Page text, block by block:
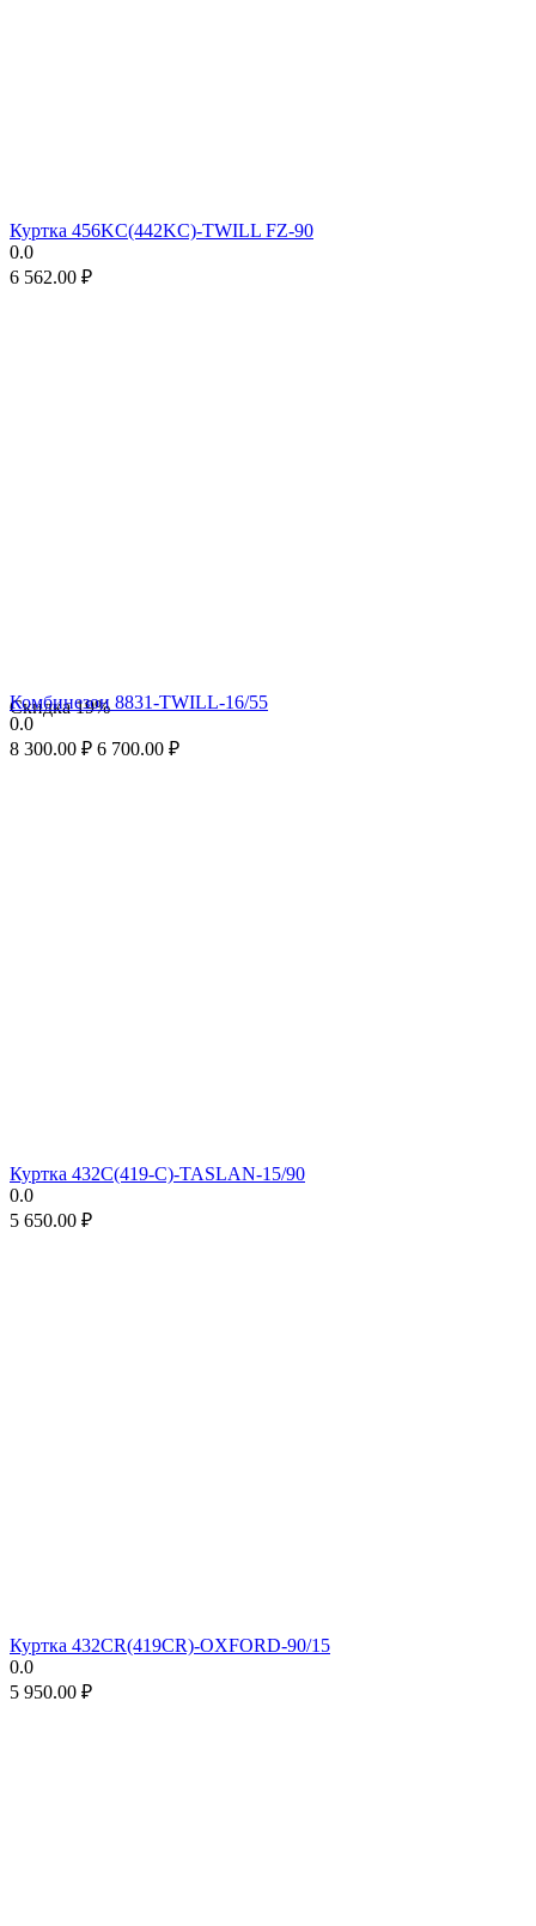
Куртка 456KC(442KC)-TWILL FZ-90
0.0
6 562.00 ₽
Скидка19%
Комбинезон 8831-TWILL-16/55
0.0
8 300.00 ₽ 6 700.00 ₽
Куртка 432С(419-С)-TASLAN-15/90
0.0
5 650.00 ₽
Куртка 432CR(419CR)-OXFORD-90/15
0.0
5 950.00 ₽